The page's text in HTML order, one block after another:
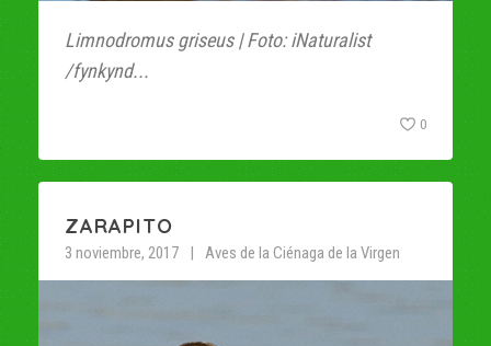
Limnodromus griseus | Foto: iNaturalist
/fynkynd...
0
ZARAPITO
3 noviembre, 2017 Aves de la Ciénaga de la Virgen